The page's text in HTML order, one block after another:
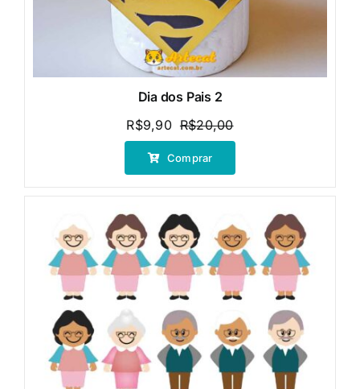
Dia dos Pais 2
R$20,00O
preço
era:
R$9,90
O
preço
é:
Comprar